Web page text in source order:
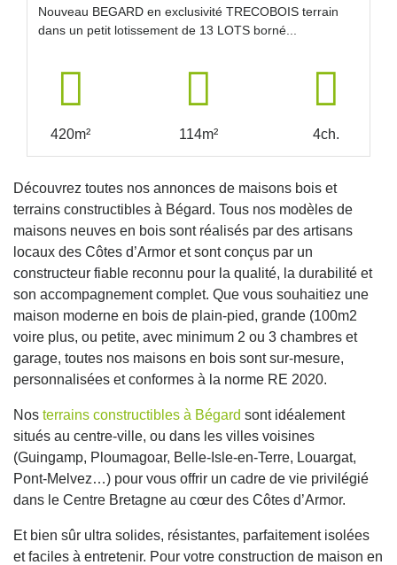
Nouveau BEGARD en exclusivité TRECOBOIS terrain
dans un petit lotissement de 13 LOTS borné...
420m² 114m² 4ch.
Découvrez toutes nos annonces de maisons bois et
terrains constructibles à Bégard. Tous nos modèles de
maisons neuves en bois sont réalisés par des artisans
locaux des Côtes d’Armor et sont conçus par un
constructeur fiable reconnu pour la qualité, la durabilité et
son accompagnement complet. Que vous souhaitiez une
maison moderne en bois de plain-pied, grande (100m2
voire plus, ou petite, avec minimum 2 ou 3 chambres et
garage, toutes nos maisons en bois sont sur-mesure,
personnalisées et conformes à la norme RE 2020.
Nos terrains constructibles à Bégard sont idéalement
situés au centre-ville, ou dans les villes voisines
(Guingamp, Ploumagoar, Belle-Isle-en-Terre, Louargat,
Pont-Melvez…) pour vous offrir un cadre de vie privilégié
dans le Centre Bretagne au cœur des Côtes d’Armor.
Et bien sûr ultra solides, résistantes, parfaitement isolées
et faciles à entretenir. Pour votre construction de maison en